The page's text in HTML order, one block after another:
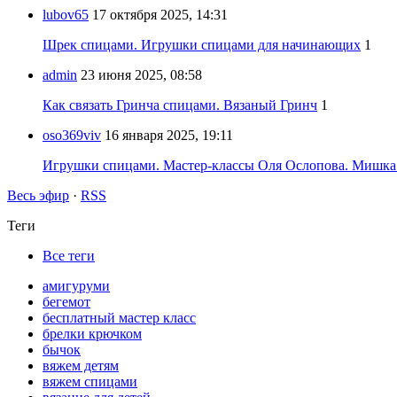
lubov65 17 октября 2025, 14:31
Шрек спицами. Игрушки спицами для начинающих 1
admin 23 июня 2025, 08:58
Как связать Гринча спицами. Вязаный Гринч 1
oso369viv 16 января 2025, 19:11
Игрушки спицами. Мастер-классы Оля Ослопова.
Весь эфир · RSS
Теги
Все теги
амигуруми
бегемот
бесплатный мастер класс
брелки крючком
бычок
вяжем детям
вяжем спицами